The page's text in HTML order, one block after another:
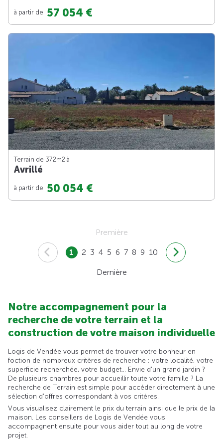
à partir de 57 054 €
Terrain de 372m2 à
Avrillé
à partir de 50 054 €
Première
1 2 3 4 5 6 7 8 9 10
Dernière
Notre accompagnement pour la
recherche de votre terrain et la
construction de votre maison individuelle
Logis de Vendée vous permet de trouver votre bonheur en
foction de nombreux critères de recherche : votre localité, votre
superficie recherchée, votre budget... Envie d'un grand jardin ?
De plusieurs chambres pour accueillir toute votre famille ? La
recherche de Terrain est simple pour accéder directement à une
sélection d'offres correspondant à vos critères.
Vous visualisez clairement le prix du terrain ainsi que le prix de la
maison. Les conseillers de Logis de Vendée vous
accompagnent ensuite pour vous aider tout au long de votre
projet.